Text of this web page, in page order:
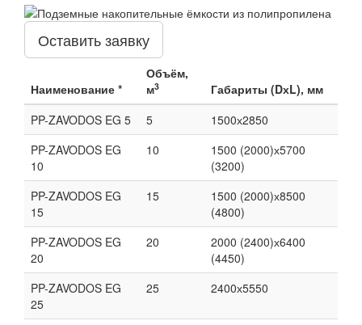
Оставить заявку
Наименование *
Объём,
м3
Габариты (DхL), мм
PP-ZAVODOS EG 5
5
1500х2850
PP-ZAVODOS EG
10
10
1500 (2000)х5700
(3200)
PP-ZAVODOS EG
15
15
1500 (2000)х8500
(4800)
PP-ZAVODOS EG
20
20
2000 (2400)х6400
(4450)
PP-ZAVODOS EG
25
25 2400х5550